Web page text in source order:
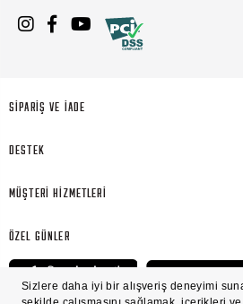
SİPARİŞ VE İADE
DESTEK
MÜŞTERİ HİZMETLERİ
ÖZEL GÜNLER